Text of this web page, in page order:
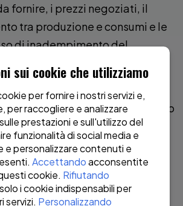
fornire, i prezzi negoziati, il
tra produzione e consumi e le
di inadempimento del
un accordo bilaterale, il PPA
varie forme ed essere adattato
energia elettrica possono
o avvenire attraverso gruppi di
sui cookie che utilizziamo
per fornire i nostri servizi e,
per raccogliere e analizzare
prestazioni e sull'utilizzo del
funzionalità di social media e
e personalizzare contenuti e
Accettandoacconsentite
cookie. Rifiutando
i cookie indispensabili per
servizi. Personalizzando